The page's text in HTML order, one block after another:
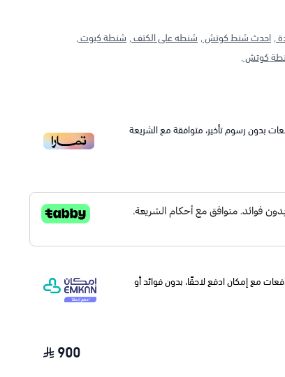
, احدث شنط كوتش , شنطه على الكتف , شنطة كيوت ,
كوتش ,
بدون رسوم تأخير، متوافقة مع الشريعة
على 5 دفعات مع إمكان ادفع لاحقًا، بدون فوائد أو
900